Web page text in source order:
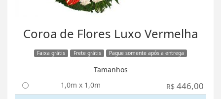
Coroa de Flores Luxo Vermelha
Faixa grátis Frete grátis Pague somente após a entrega
Tamanhos
1,0m x 1,0m
R$ 446,00